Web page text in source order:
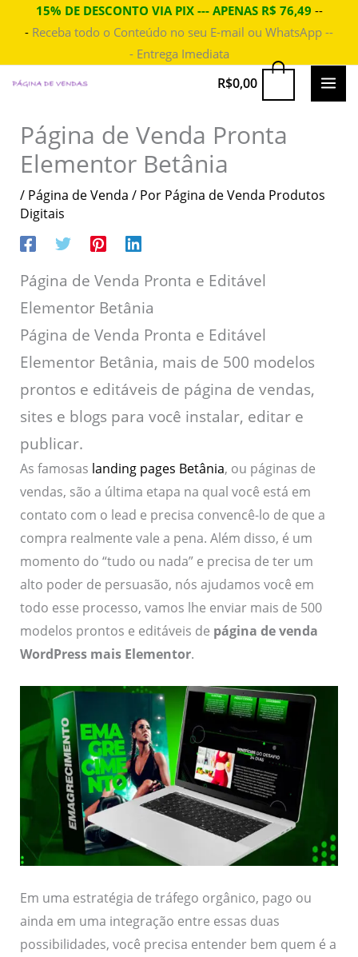
para
conteúdo
15% DE DESCONTO VIA PIX --- APENAS R$ 76,49 --
- Receba todo o Conteúdo no seu E-mail ou WhatsApp --
- Entrega Imediata
R$0,00
Página de Venda Pronta
Elementor Betânia
/ Página de Venda / Por Página de Venda Produtos
Digitais
Página de Venda Pronta e Editável
Elementor Betânia
Página de Venda Pronta e Editável
Elementor Betânia, mais de 500 modelos
prontos e editáveis de página de vendas,
sites e blogs para você instalar, editar e
publicar.
As famosas landing pages Betânia, ou páginas de
vendas, são a última etapa na qual você está em
contato com o lead e precisa convencê-lo de que a
compra realmente vale a pena. Além disso, é um
momento do “tudo ou nada” e precisa de ter um
alto poder de persuasão, nós ajudamos você em
todo esse processo, vamos lhe enviar mais de 500
modelos prontos e editáveis de página de venda
WordPress mais Elementor.
Em uma estratégia de tráfego orgânico, pago ou
ainda em uma integração entre essas duas
possibilidades, você precisa entender bem quem é a